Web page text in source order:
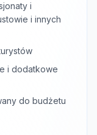
i
i innych
i dodatkowe
do budżetu